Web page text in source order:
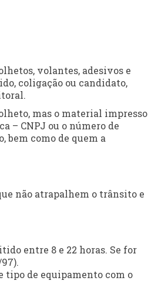
volantes, adesivos e
coligação ou candidato,
mas o material impresso
– CNPJ ou o número de
bem como de quem a
não atrapalhem o trânsito e
entre 8 e 22 horas. Se for
tipo de equipamento com o